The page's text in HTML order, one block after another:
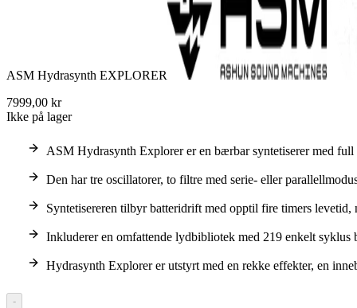
ASM Hydrasynth EXPLORER
7999,00 kr
Ikke på lager
ASM Hydrasynth Explorer er en bærbar syntetiserer med
Den har tre oscillatorer, to filtre med serie- eller
Syntetisereren tilbyr batteridrift med opptil fire timers
Inkluderer en omfattende lydbibliotek med 219 enkelt
Hydrasynth Explorer er utstyrt med en rekke effekter, en
-